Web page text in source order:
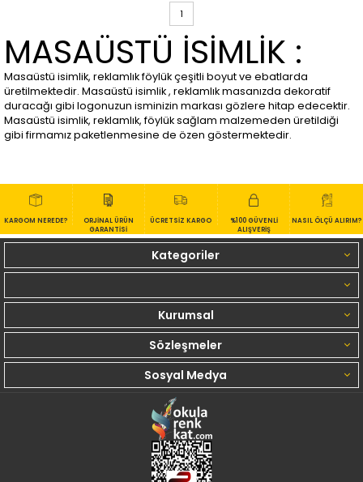
1
MASAÜSTÜ İSİMLİK :
Masaüstü isimlik, reklamlık föylük çeşitli boyut ve ebatlarda
üretilmektedir. Masaüstü isimlik , reklamlık masanızda dekoratif
duracağı gibi logonuzun isminizin markası gözlere hitap edecektir.
Masaüstü isimlik, reklamlık, föylük sağlam malzemeden üretildiği
gibi firmamız paketlenmesine de özen göstermektedir.
KARGOM NEREDE?
ORJİNAL ÜRÜN
GARANTİSİ
ÜCRETSİZ KARGO
%100 GÜVENLİ
ALIŞVERİŞ
NASIL ÖLÇÜ ALIRIM?
Kategoriler
Kurumsal
Sözleşmeler
Sosyal Medya